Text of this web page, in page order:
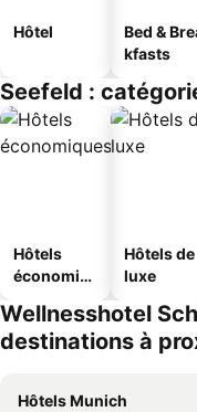
Hôtel
Bed &
kfasts
Seefeld :
Hôtels
économiq
Hôtels de
luxe
Wellnesshotel
destinations à
Hôtels Munich